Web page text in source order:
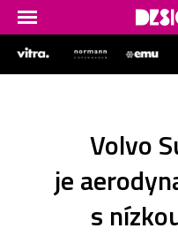
Volvo
je
s